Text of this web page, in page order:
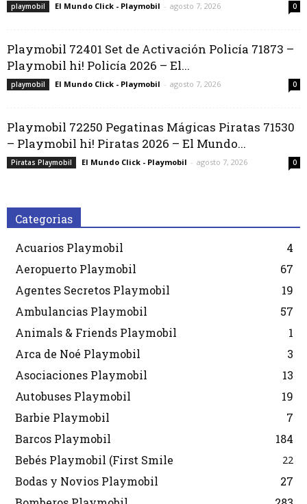
playmobil El Mundo Click - Playmobil - agosto 7, 2026 0
Playmobil 72401 Set de Activación Policía 71873 –
Playmobil hi! Policía 2026 – El...
playmobil El Mundo Click - Playmobil - agosto 7, 2026 0
Playmobil 72250 Pegatinas Mágicas Piratas 71530
– Playmobil hi! Piratas 2026 – El Mundo...
Piratas Playmobil El Mundo Click - Playmobil - agosto 7, 2026 0
Categorias
Acuarios Playmobil
4
Aeropuerto Playmobil
67
Agentes Secretos Playmobil
19
Ambulancias Playmobil
57
Animals & Friends Playmobil
1
Arca de Noé Playmobil
3
Asociaciones Playmobil
13
Autobuses Playmobil
19
Barbie Playmobil
7
Barcos Playmobil
184
Bebés Playmobil (First Smile
22
Bodas y Novios Playmobil
27